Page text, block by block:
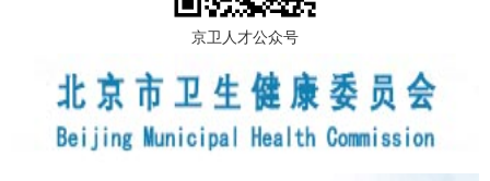
京卫人才公众号